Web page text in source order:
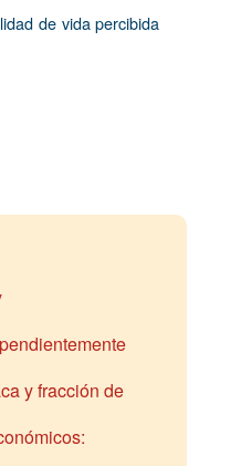
de vida percibida
y fracción de